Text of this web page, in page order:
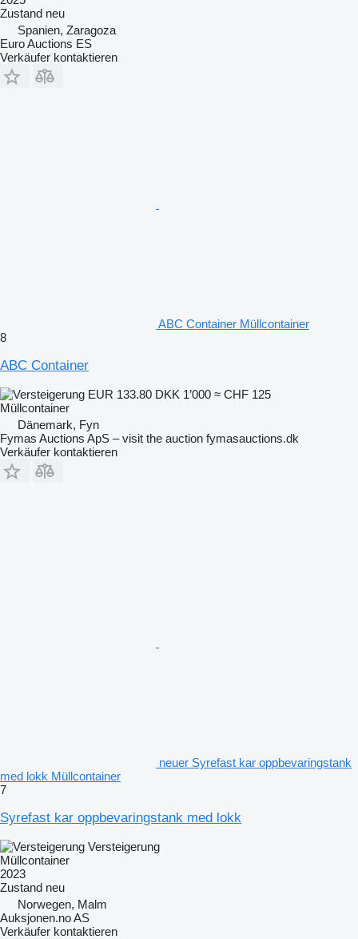
Zustand neu
Spanien, Zaragoza
Euro Auctions ES
Verkäufer kontaktieren
ABC Container Müllcontainer
8
ABC Container
EUR 133.80 DKK 1’000 ≈ CHF 125
Müllcontainer
Dänemark, Fyn
Fymas Auctions ApS – visit the auction fymasauctions.dk
Verkäufer kontaktieren
neuer Syrefast kar oppbevaringstank
med lokk Müllcontainer
7
Syrefast kar oppbevaringstank med lokk
Versteigerung
Müllcontainer
2023
Zustand neu
Norwegen, Malm
Auksjonen.no AS
Verkäufer kontaktieren